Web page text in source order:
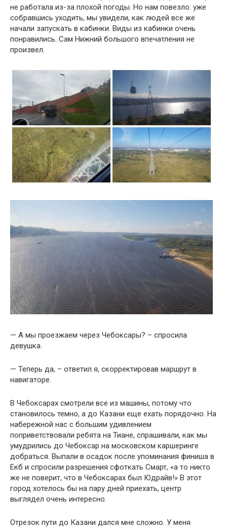
не работала из-за плохой погоды. Но нам повезло: уже
собравшись уходить, мы увидели, как людей все же
начали запускать в кабинки. Виды из кабинки очень
понравились. Сам Нижний большого впечатления не
произвел.
— А мы проезжаем через Чебоксары? – спросила
девушка.
— Теперь да, – ответил я, скорректировав маршрут в
навигаторе.
В Чебоксарах смотрели все из машины, потому что
становилось темно, а до Казани еще ехать порядочно. На
набережной нас с большим удивлением
поприветствовали ребята на Тиане, спрашивали, как мы
умудрились до Чебоксар на московском каршеринге
добраться. Выпали в осадок после упоминания финиша в
Екб и спросили разрешения сфоткать Смарт, «а то никто
же не поверит, что в Чебоксарах был Юдрайв!» В этот
город хотелось бы на пару дней приехать, центр
выглядел очень интересно.
Отрезок пути до Казани дался мне сложно. У меня